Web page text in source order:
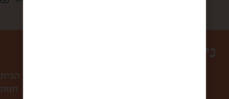
ניווט באתר
עמוד הבית
חנות